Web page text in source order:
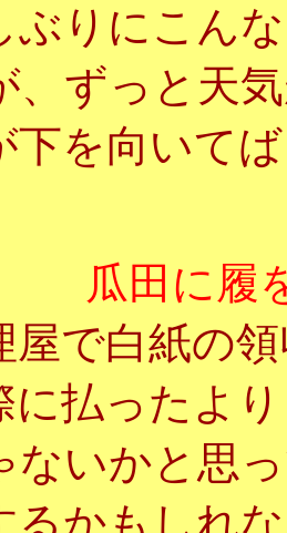
ぶりにこん
、ずっと天
下を向いて
瓜田に履
屋で白紙の
に払ったよ
ないかと思
るかもしれ